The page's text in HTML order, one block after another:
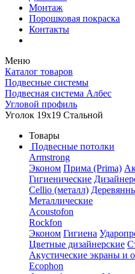
Монтаж
Порошковая покраска
Контакты
Меню
Каталог товаров
Подвесные системы
Подвесная система Албес
Угловой профиль
Уголок 19x19 Стальной
Товары
Подвесные потолки
Armstrong
Эконом Прима (Prima)
Гигиенические
Cellio (металл)
Металлические
Acoustofon
Rockfon
Эконом Гигиена
Цветные дизайнерские
Акустические экраны и
Ecophon